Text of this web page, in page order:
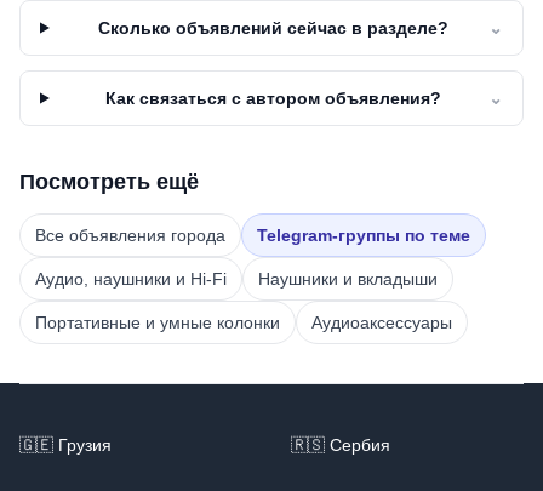
Сколько объявлений сейчас в разделе? ⌄
Как связаться с автором объявления? ⌄
Посмотреть ещё
Все объявления города Telegram-группы по теме
Аудио, наушники и Hi-Fi Наушники и вкладыши
Портативные и умные колонки Аудиоаксессуары
🇬🇪 Грузия 🇷🇸 Сербия